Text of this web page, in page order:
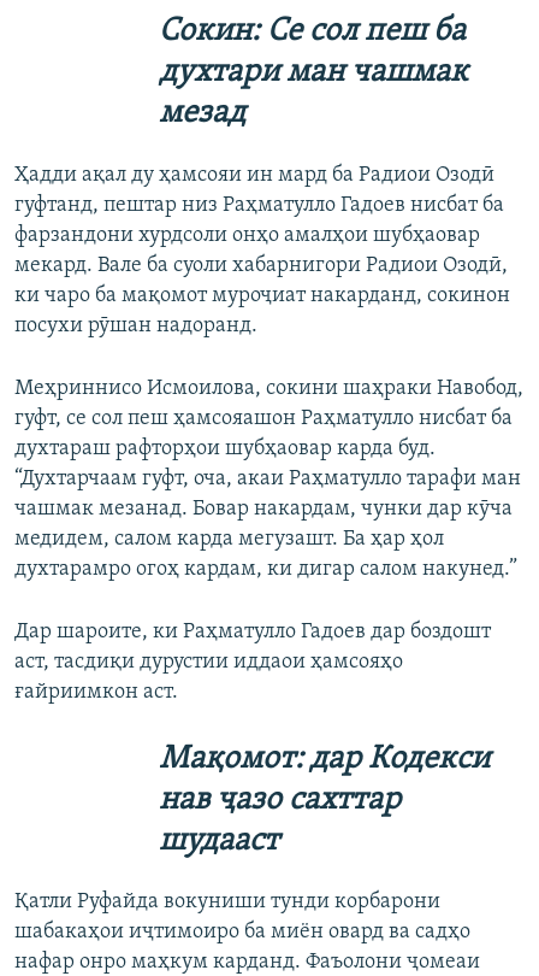
Сокин: Се сол пеш ба
духтари ман чашмак
мезад
Ҳадди ақал ду ҳамсояи ин мард ба Радиои Озодӣ
гуфтанд, пештар низ Раҳматулло Гадоев нисбат ба
фарзандони хурдсоли онҳо амалҳои шубҳаовар
мекард. Вале ба суоли хабарнигори Радиои Озодӣ,
ки чаро ба мақомот муроҷиат накарданд, сокинон
посухи рӯшан надоранд.
Меҳриннисо Исмоилова, сокини шаҳраки Навобод,
гуфт, се сол пеш ҳамсояашон Раҳматулло нисбат ба
духтараш рафторҳои шубҳаовар карда буд.
“Духтарчаам гуфт, оча, акаи Раҳматулло тарафи ман
чашмак мезанад. Бовар накардам, чунки дар кӯча
медидем, салом карда мегузашт. Ба ҳар ҳол
духтарамро огоҳ кардам, ки дигар салом накунед.”
Дар шароите, ки Раҳматулло Гадоев дар боздошт
аст, тасдиқи дурустии иддаои ҳамсояҳо
ғайриимкон аст.
Мақомот: дар Кодекси
нав ҷазо сахттар
шудааст
Қатли Руфайда вокуниши тунди корбарони
шабакаҳои иҷтимоиро ба миён овард ва садҳо
нафар онро маҳкум карданд. Фаъолони ҷомеаи